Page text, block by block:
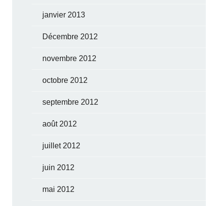
janvier 2013
Décembre 2012
novembre 2012
octobre 2012
septembre 2012
août 2012
juillet 2012
juin 2012
mai 2012